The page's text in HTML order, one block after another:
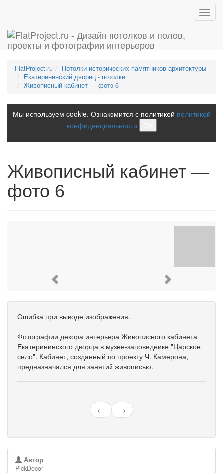
FlatProject.ru
Потолки исторических памятников архитектуры
Екатерининский дворец - потолки
Живописный кабинет — фото 6
Мы используем cookie. Ознакомится с политикой политикой
конфиденциальности
Живописный кабинет —
фото 6
Ошибка при выводе изображения.
Фотографии декора интерьера Живописного кабинета
Екатерининского дворца в музее-заповеднике "Царское
село". Кабинет, созданный по проекту Ч. Камерона,
предназначался для занятий живописью.
← →
Автор
PickDecor